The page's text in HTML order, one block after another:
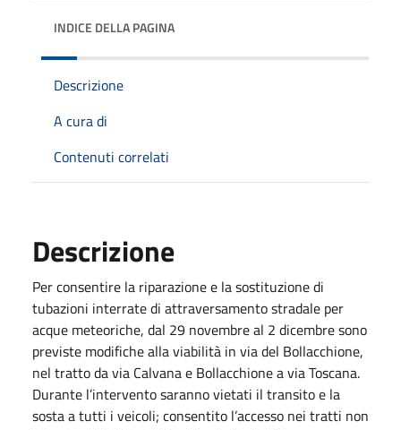
INDICE DELLA PAGINA
Descrizione
A cura di
Contenuti correlati
Descrizione
Per consentire la riparazione e la sostituzione di
tubazioni interrate di attraversamento stradale per
acque meteoriche, dal 29 novembre al 2 dicembre sono
previste modifiche alla viabilità in via del Bollacchione,
nel tratto da via Calvana e Bollacchione a via Toscana.
Durante l’intervento saranno vietati il transito e la
sosta a tutti i veicoli; consentito l’accesso nei tratti non